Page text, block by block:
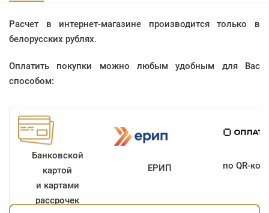
Расчет в интернет-магазине производится только в
белорусских рублях.
Оплатить покупки можно любым удобным для Вас
способом:
Банковской
картой
и картами
рассрочек
ЕРИП по QR-коду